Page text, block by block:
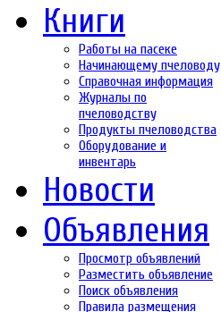
Книги
Работы на пасеке
Начинающему пчеловоду
Справочная информация
Журналы по
пчеловодству
Продукты пчеловодства
Оборудование и
инвентарь
Новости
Объявления
Просмотр объявлений
Разместить объявление
Поиск объявления
Правила размещения